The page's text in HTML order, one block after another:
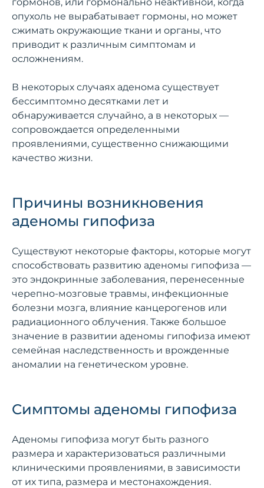
опухоль не вырабатывает гормоны, но может
сжимать окружающие ткани и органы, что
приводит к различным симптомам и
осложнениям.
В некоторых случаях аденома существует
бессимптомно десятками лет и
обнаруживается случайно, а в некоторых —
сопровождается определенными
проявлениями, существенно снижающими
качество жизни.
Причины возникновения
аденомы гипофиза
Существуют некоторые факторы, которые могут
способствовать развитию аденомы гипофиза —
это эндокринные заболевания, перенесенные
черепно-мозговые травмы, инфекционные
болезни мозга, влияние канцерогенов или
радиационного облучения. Также большое
значение в развитии аденомы гипофиза имеют
семейная наследственность и врожденные
аномалии на генетическом уровне.
Симптомы аденомы гипофиза
Аденомы гипофиза могут быть разного
размера и характеризоваться различными
клиническими проявлениями, в зависимости
от их типа, размера и местонахождения.